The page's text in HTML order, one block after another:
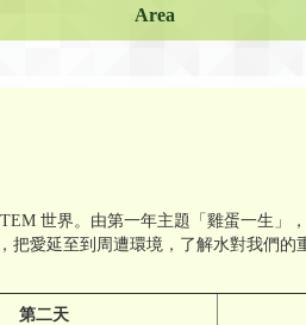
Area
世界。由第一年主題「雞蛋一生」
愛延至到周遭環境，了解水對我們的
第二天